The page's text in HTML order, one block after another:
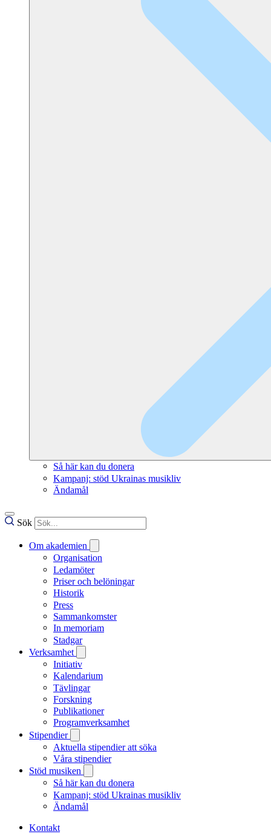
Så här kan du donera
Kampanj: stöd Ukrainas musikliv
Ändamål
Sök
Om akademien
Organisation
Ledamöter
Priser och belöningar
Historik
Press
Sammankomster
In memoriam
Stadgar
Verksamhet
Initiativ
Kalendarium
Tävlingar
Forskning
Publikationer
Programverksamhet
Stipendier
Aktuella stipendier att söka
Våra stipendier
Stöd musiken
Så här kan du donera
Kampanj: stöd Ukrainas musikliv
Ändamål
Kontakt